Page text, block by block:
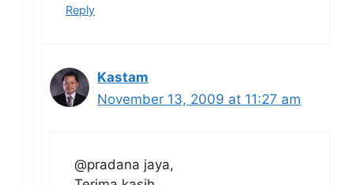
Reply
Kastam
November 13, 2009 at 11:27 am
@pradana jaya,